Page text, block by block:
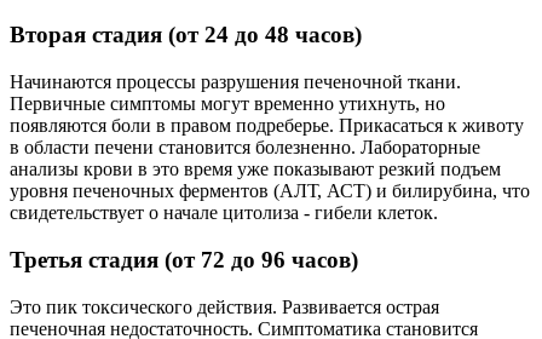
Вторая стадия (от 24 до 48 часов)
Начинаются процессы разрушения печеночной ткани.
Первичные симптомы могут временно утихнуть, но
появляются боли в правом подреберье. Прикасаться к животу
в области печени становится болезненно. Лабораторные
анализы крови в это время уже показывают резкий подъем
уровня печеночных ферментов (АЛТ, АСТ) и билирубина, что
свидетельствует о начале цитолиза - гибели клеток.
Третья стадия (от 72 до 96 часов)
Это пик токсического действия. Развивается острая
печеночная недостаточность. Симптоматика становится